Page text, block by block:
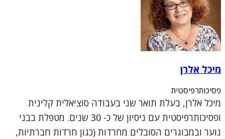
מיכל אלרן
פסיכותרפיסטית
מיכל אלרן, בעלת תואר שני בעבודה סוציאלית קלינית
ופסיכותרפיסטית עם ניסיון של כ- 30 שנים. מטפלת בבני
נוער ובמבוגרים הסובלים מחרדות (כגון חרדות חברתיות,